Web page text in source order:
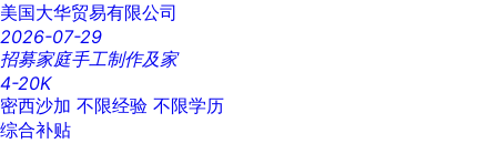
美国大华贸易有限公司
2026-07-29
招募家庭手工制作及家
4-20K
密西沙加 不限经验 不限学历
综合补贴